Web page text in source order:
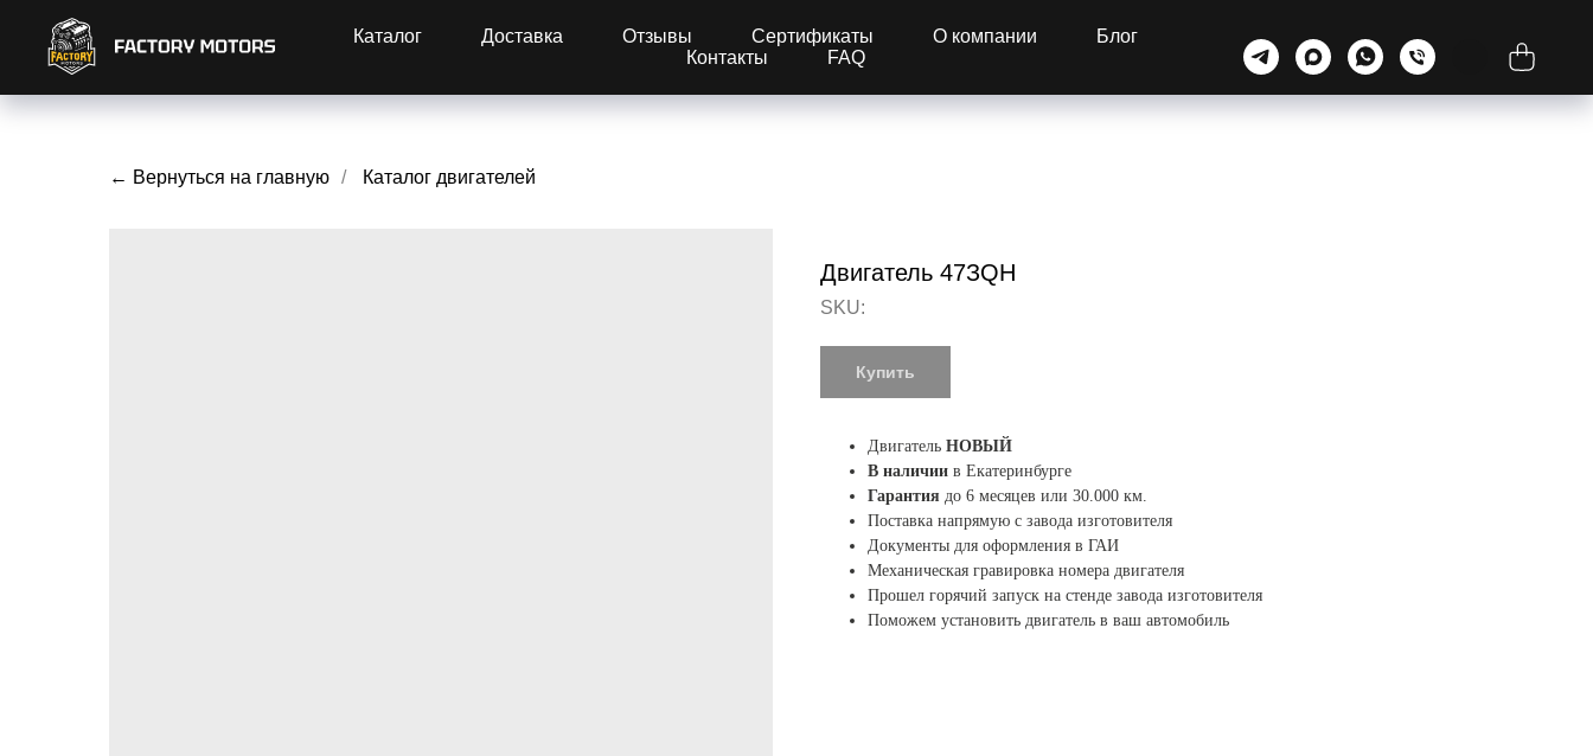
Каталог Доставка Отзывы Сертификаты О компании
Блог
Контакты
FAQ
← Вернуться на главную / Каталог двигателей
Двигатель 47ЗQН
SKU:
Купить
Двигатель НОВЫЙ
В наличии в Екатеринбурге
Гарантия до 6 месяцев или 30.000 км.
Поставка напрямую с завода изготовителя
Документы для оформления в ГАИ
Механическая гравировка номера двигателя
Прошел горячий запуск на стенде завода изготовителя
Поможем установить двигатель в ваш автомобиль